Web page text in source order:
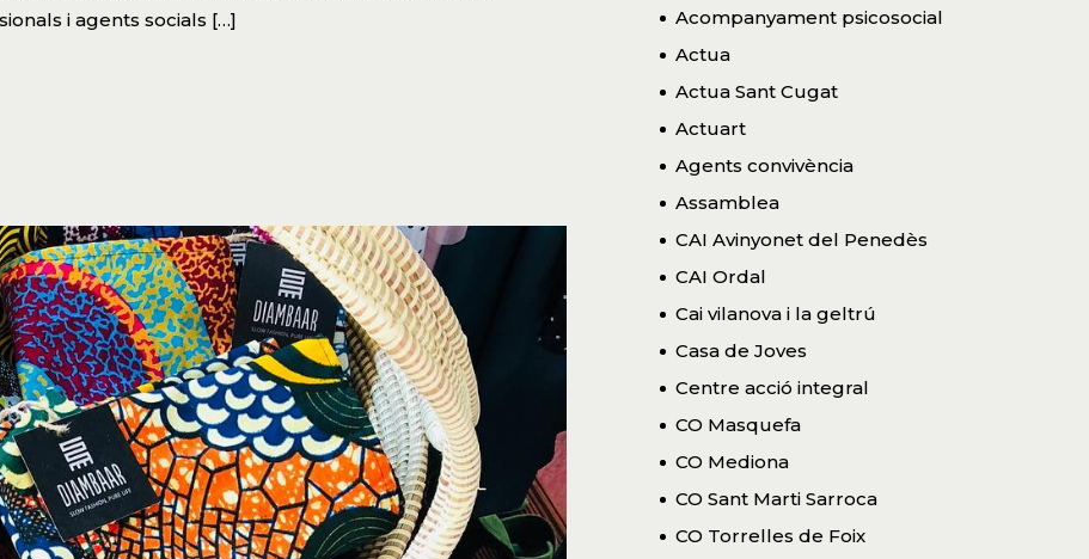
i agents socials […]
Acompanyament psicosocial
Actua
Actua Sant Cugat
Actuart
Agents convivència
Assamblea
CAI Avinyonet del Penedès
CAI Ordal
Cai vilanova i la geltrú
Casa de Joves
Centre acció integral
CO Masquefa
CO Mediona
CO Sant Marti Sarroca
CO Torrelles de Foix